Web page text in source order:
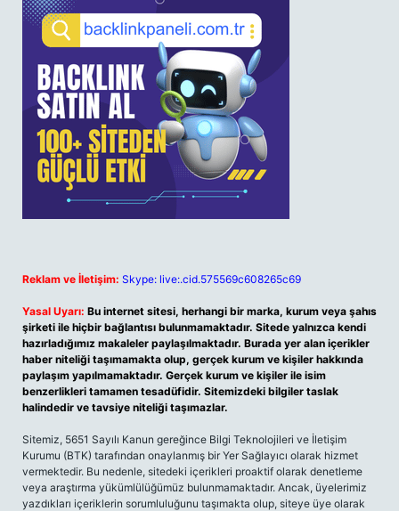
Reklam ve İletişim: Skype: live:.cid.575569c608265c69
Yasal Uyarı: Bu internet sitesi, herhangi bir marka, kurum veya şahıs
şirketi ile hiçbir bağlantısı bulunmamaktadır. Sitede yalnızca kendi
hazırladığımız makaleler paylaşılmaktadır. Burada yer alan içerikler
haber niteliği taşımamakta olup, gerçek kurum ve kişiler hakkında
paylaşım yapılmamaktadır. Gerçek kurum ve kişiler ile isim
benzerlikleri tamamen tesadüfidir. Sitemizdeki bilgiler taslak
halindedir ve tavsiye niteliği taşımazlar.
Sitemiz, 5651 Sayılı Kanun gereğince Bilgi Teknolojileri ve İletişim
Kurumu (BTK) tarafından onaylanmış bir Yer Sağlayıcı olarak hizmet
vermektedir. Bu nedenle, sitedeki içerikleri proaktif olarak denetleme
veya araştırma yükümlülüğümüz bulunmamaktadır. Ancak, üyelerimiz
yazdıkları içeriklerin sorumluluğunu taşımakta olup, siteye üye olarak